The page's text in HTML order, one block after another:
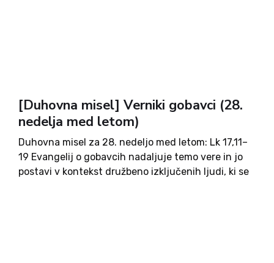
[Duhovna misel] Verniki gobavci (28.
nedelja med letom)
Duhovna misel za 28. nedeljo med letom: Lk 17,11–
19 Evangelij o gobavcih nadaljuje temo vere in jo
postavi v kontekst družbeno izključenih ljudi, ki se